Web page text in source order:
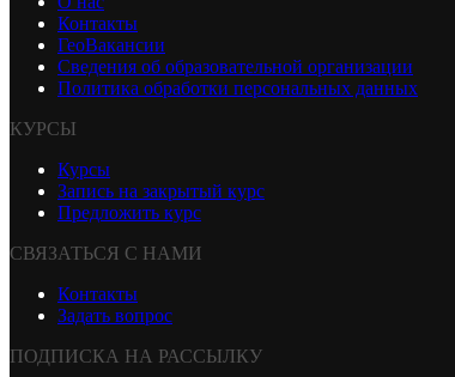
Контакты
ГеоВакансии
Сведения об образовательной организации
Политика обработки персональных данных
КУРСЫ
Курсы
Запись на закрытый курс
Предложить курс
СВЯЗАТЬСЯ С НАМИ
Контакты
Задать вопрос
ПОДПИСКА НА РАССЫЛКУ